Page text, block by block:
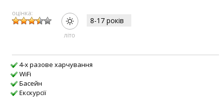
оцінка:
лiто
8-17 рокiв
4-х разове харчування
WiFi
Басейн
Екскурсії